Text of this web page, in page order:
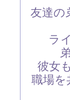
友達の
ラ
彼女
職場を